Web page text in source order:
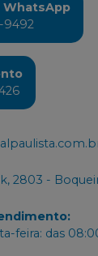
WhatsApp
9492
2803 -
:
feira: das